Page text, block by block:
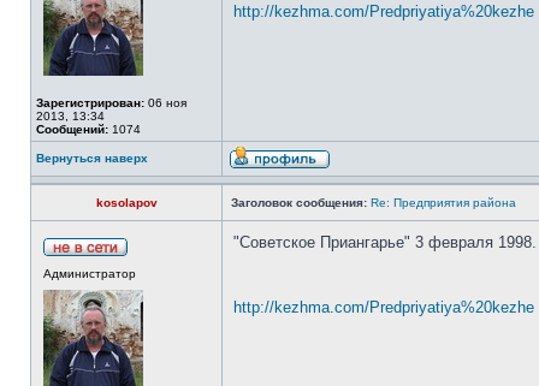
Зарегистрирован: 06 ноя
2013, 13:34
Сообщений: 1074
http://kezhma.com/
Вернуться наверх
kosolapov Заголовок сообщения: Re: Предприятия района
Администратор
"Советское Приангарье" 3 февраля
http://kezhma.com/